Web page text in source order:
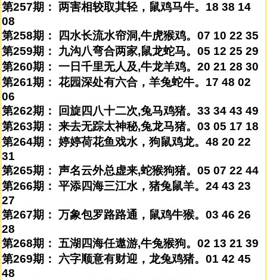
第257期： 两害相较取其轻，鼠鸡马牛。18 38 14
08
第258期： 四水长流水帘洞,牛虎猴鸡。07 10 22 35
第259期： 九沟八弯合两家,鼠龙蛇马。05 12 25 29
第260期： 一日千里无人及,牛龙羊鸡。20 21 28 30
第261期： 花园深处有六合，羊兔蛇牛。17 48 02
06
第262期： 回旋四八十二次,兔马鸡猪。33 34 43 49
第263期： 来去无踪太神秘,兔龙马猪。03 05 17 18
第264期： 婷婷荷花鱼戏水，狗鼠鸡龙。48 20 22
31
第265期： 声名云外总虚来,蛇猴狗猪。05 07 22 44
第266期： 平添四海三江水，猪兔鼠羊。24 43 23
27
第267期： 万象包罗路路通，鼠鸡牛猴。03 46 26
28
第268期： 五湖四海任遨游,牛兔猴狗。02 13 21 39
第269期： 六字顺意有财迎，龙兔鸡猪。01 42 45
48